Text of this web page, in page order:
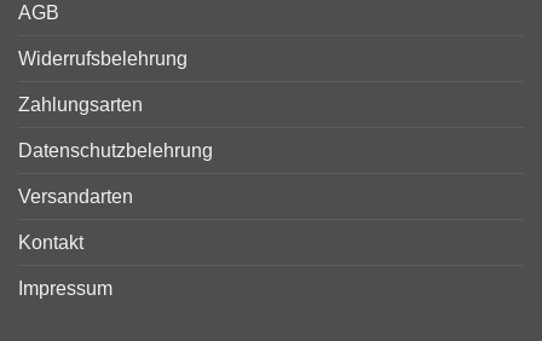
AGB
Widerrufsbelehrung
Zahlungsarten
Datenschutzbelehrung
Versandarten
Kontakt
Impressum